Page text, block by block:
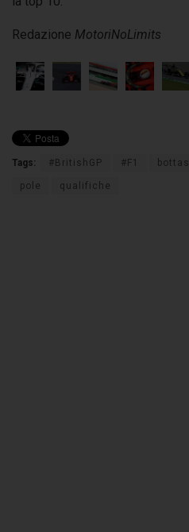
Redazione MotoriNoLimits
Tags: #BritishGP #F1 bottas
pole qualifiche